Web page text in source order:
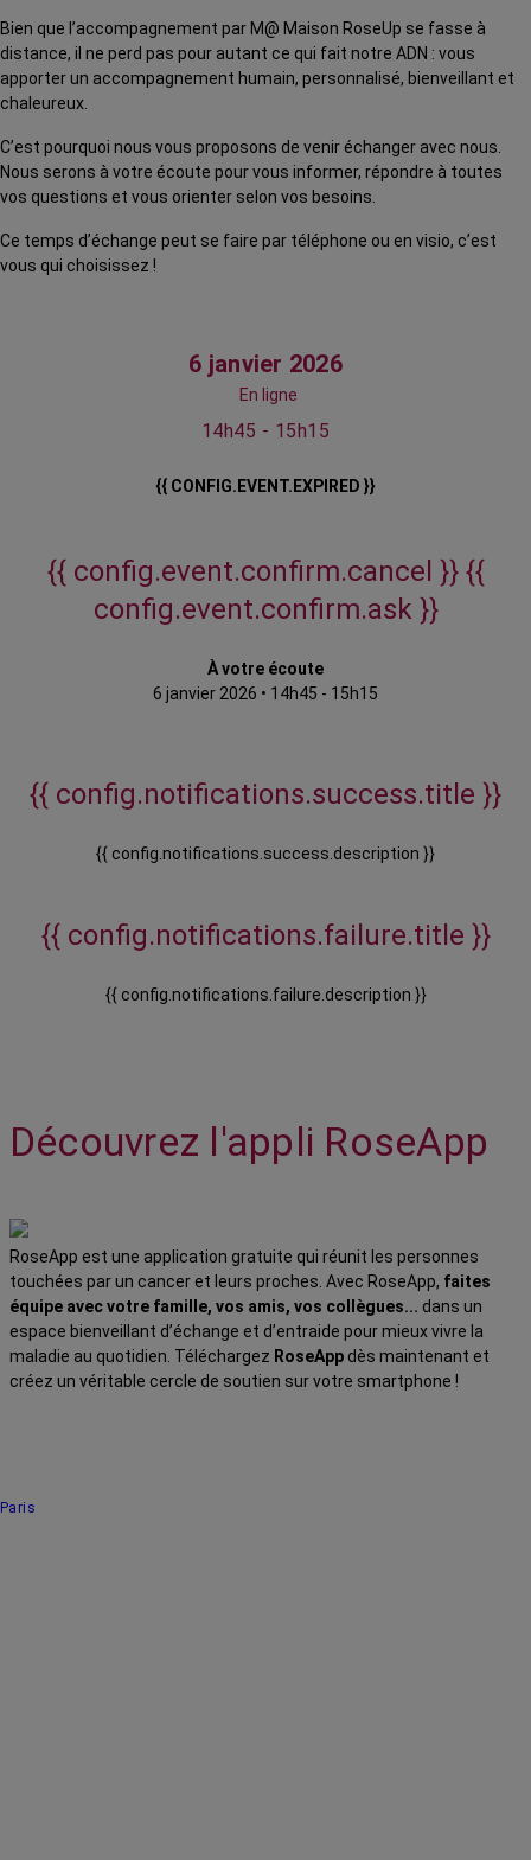
Bien que l’accompagnement par M@ Maison RoseUp se fasse à
distance, il ne perd pas pour autant ce qui fait notre ADN : vous
apporter un accompagnement humain, personnalisé, bienveillant et
chaleureux.
C’est pourquoi nous vous proposons de venir échanger avec nous.
Nous serons à votre écoute pour vous informer, répondre à toutes
vos questions et vous orienter selon vos besoins.
Ce temps d’échange peut se faire par téléphone ou en visio, c’est
vous qui choisissez !
6 janvier 2026
En ligne
14h45 - 15h15
{{ CONFIG.EVENT.EXPIRED }}
{{ config.event.confirm.cancel }} {{
config.event.confirm.ask }}
À votre écoute
6 janvier 2026 • 14h45 - 15h15
{{ config.notifications.success.title }}
{{ config.notifications.success.description }}
{{ config.notifications.failure.title }}
{{ config.notifications.failure.description }}
Découvrez l'appli RoseApp
RoseApp est une application gratuite qui réunit les personnes
touchées par un cancer et leurs proches. Avec RoseApp, faites
équipe avec votre famille, vos amis, vos collègues... dans un
espace bienveillant d’échange et d’entraide pour mieux vivre la
maladie au quotidien. Téléchargez RoseApp dès maintenant et
créez un véritable cercle de soutien sur votre smartphone !
Paris